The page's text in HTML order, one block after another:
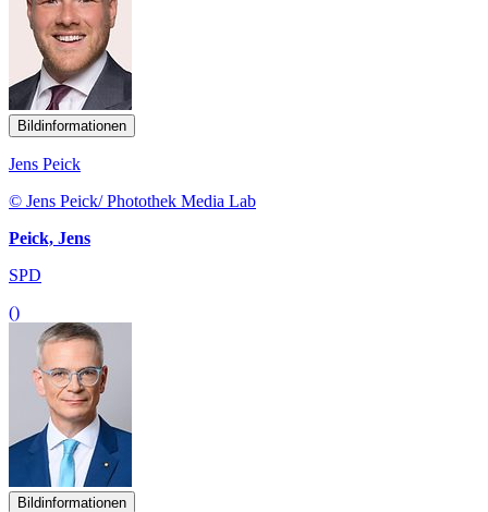
Bildinformationen
Jens Peick
© Jens Peick/ Photothek Media Lab
Peick, Jens
SPD
()
Bildinformationen